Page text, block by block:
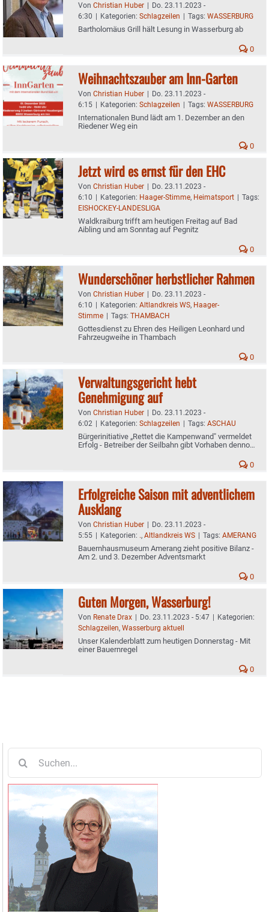
Von Christian Huber | Do. 23.11.2023 -
6:30 | Kategorien: Schlagzeilen | Tags: WASSERBURG
Bartholomäus Grill hält Lesung in Wasserburg ab
0
Weihnachtszauber am Inn-Garten
Von Christian Huber | Do. 23.11.2023 -
6:15 | Kategorien: Schlagzeilen | Tags: WASSERBURG
Internationalen Bund lädt am 1. Dezember an den
Riedener Weg ein
0
Jetzt wird es ernst für den EHC
Von Christian Huber | Do. 23.11.2023 -
6:10 | Kategorien: Haager-Stimme, Heimatsport | Tags:
EISHOCKEY-LANDESLIGA
Waldkraiburg trifft am heutigen Freitag auf Bad
Aibling und am Sonntag auf Pegnitz
0
Wunderschöner herbstlicher Rahmen
Von Christian Huber | Do. 23.11.2023 -
6:10 | Kategorien: Altlandkreis WS, Haager-
Stimme | Tags: THAMBACH
Gottesdienst zu Ehren des Heiligen Leonhard und
Fahrzeugweihe in Thambach
0
Verwaltungsgericht hebt
Genehmigung auf
Von Christian Huber | Do. 23.11.2023 -
6:02 | Kategorien: Schlagzeilen | Tags: ASCHAU
Bürgerinitiative „Rettet die Kampenwand" vermeldet
Erfolg - Betreiber der Seilbahn gibt Vorhaben dennoch
0
Erfolgreiche Saison mit adventlichem
Ausklang
Von Christian Huber | Do. 23.11.2023 -
5:55 | Kategorien: ., Altlandkreis WS | Tags: AMERANG
Bauernhausmuseum Amerang zieht positive Bilanz -
Am 2. und 3. Dezember Adventsmarkt
0
Guten Morgen, Wasserburg!
Von Renate Drax | Do. 23.11.2023 - 5:47 | Kategorien:
Schlagzeilen, Wasserburg aktuell
Unser Kalenderblatt zum heutigen Donnerstag - Mit
einer Bauernregel
0
nach: